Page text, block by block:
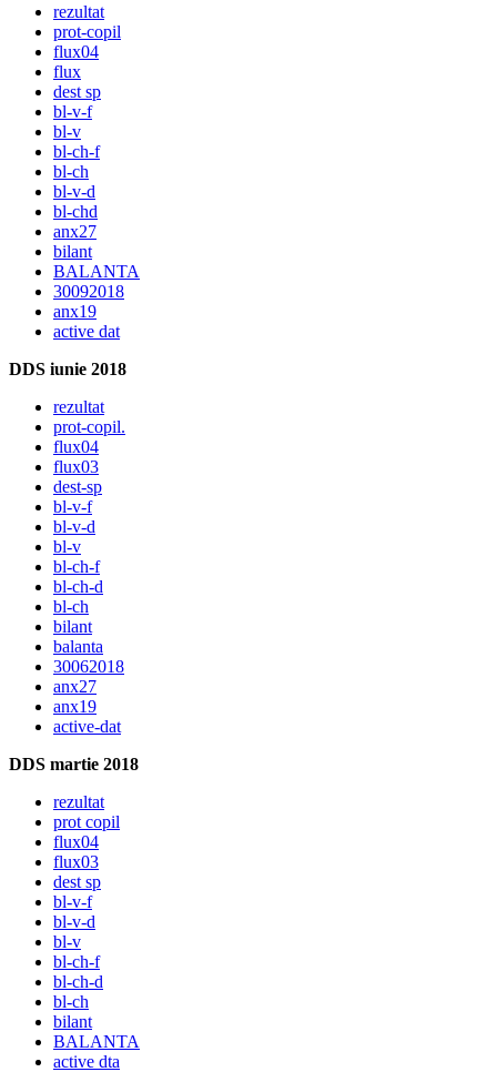
rezultat
prot-copil
flux04
flux
dest sp
bl-v-f
bl-v
bl-ch-f
bl-ch
bl-v-d
bl-chd
anx27
bilant
BALANTA
30092018
anx19
active dat
DDS iunie 2018
rezultat
prot-copil.
flux04
flux03
dest-sp
bl-v-f
bl-v-d
bl-v
bl-ch-f
bl-ch-d
bl-ch
bilant
balanta
30062018
anx27
anx19
active-dat
DDS martie 2018
rezultat
prot copil
flux04
flux03
dest sp
bl-v-f
bl-v-d
bl-v
bl-ch-f
bl-ch-d
bl-ch
bilant
BALANTA
active dta